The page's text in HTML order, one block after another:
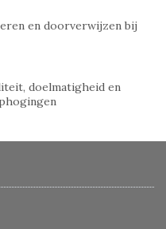
en doorverwijzen bij
doelmatigheid en